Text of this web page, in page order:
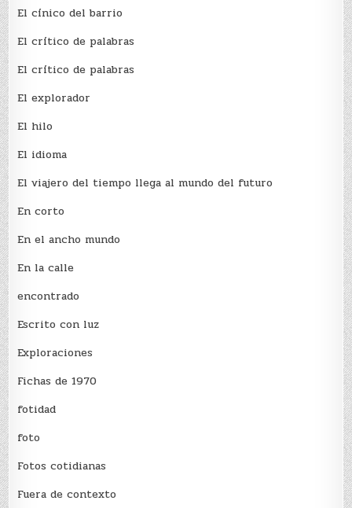
El cínico del barrio
El crí­tico de palabras
El crí­tico de palabras
El explorador
El hilo
El idioma
El viajero del tiempo llega al mundo del futuro
En corto
En el ancho mundo
En la calle
encontrado
Escrito con luz
Exploraciones
Fichas de 1970
fotidad
foto
Fotos cotidianas
Fuera de contexto